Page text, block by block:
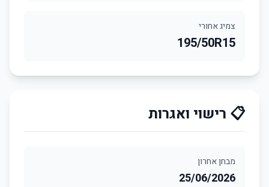
צמיג אחורי
195/50R15
📋 רישוי ואגרות
מבחן אחרון
25/06/2026